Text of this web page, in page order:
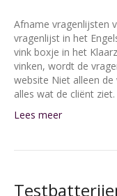
Afname vragenlijsten
vragenlijst in het
vink boxje in het
vinken, wordt de
website Niet alleen
alles wat de cliënt
Lees meer